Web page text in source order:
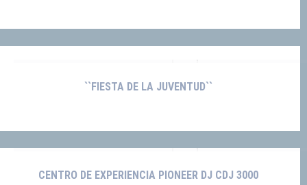
``FIESTA DE LA JUVENTUD``
CENTRO DE EXPERIENCIA PIONEER DJ CDJ 3000